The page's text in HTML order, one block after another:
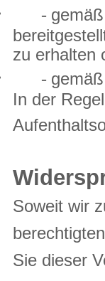
-
zu erhalten
-
In der
Soweit wir
Sie dieser